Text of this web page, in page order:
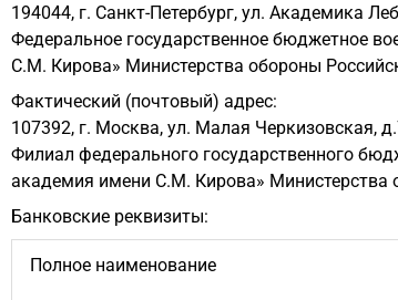
194044, г. Санкт-Петербург, ул. Академика
Федеральное государственное бюджетное
С.М. Кирова» Министерства обороны
Фактический (почтовый) адрес:
107392, г. Москва, ул. Малая Черкизовская,
Филиал федерального государственного
академия имени С.М. Кирова» Министерства
Банковские реквизиты:
Полное наименование